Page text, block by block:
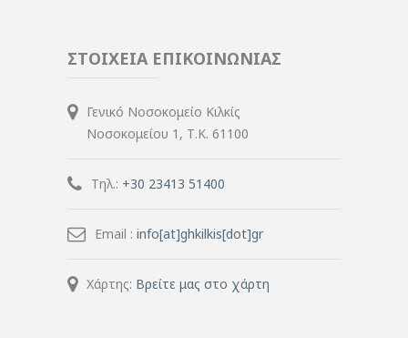
ΣΤΟΙΧΕΙΑ ΕΠΙΚΟΙΝΩΝΙΑΣ
Γενικό Νοσοκομείο Κιλκίς
Νοσοκομείου 1, Τ.Κ. 61100
Τηλ.: +30 23413 51400
Email : info[at]ghkilkis[dot]gr
Χάρτης: Βρείτε μας στο χάρτη